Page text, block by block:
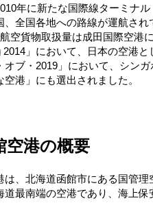
年に新たな国際線ターミナ
、全国各地への路線が運航さ
空貨物取扱量は成田国際空港
2014」において、日本の空港
オブ・2019」において、シン
空港」にも選出されました。
空港の概要
は、北海道函館市にある国管
道最南端の空港であり、海上